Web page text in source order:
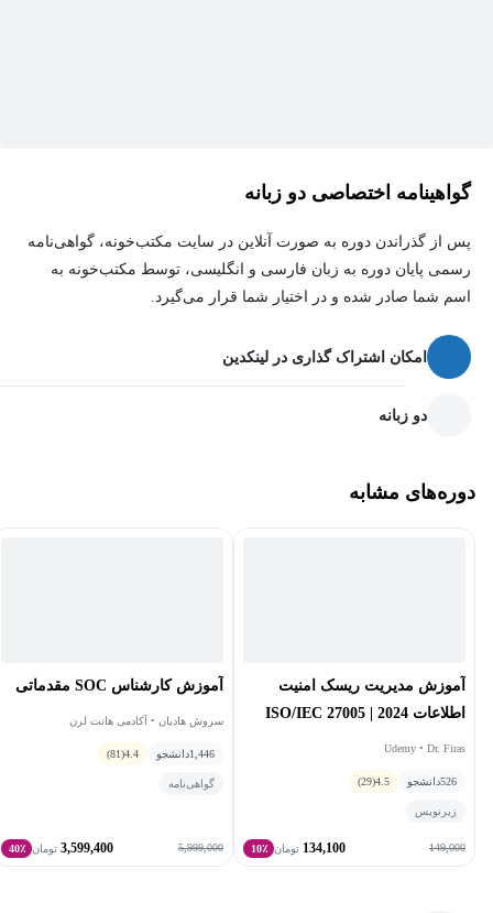
مهارت خواهید یافت، بلکه قادر خواهید بود به سازمان خود در اتخاذ
رقابتی تبدیل کنید. این دوره برای هر کسی که به دنبال ارتقای دانش
امنیتی خود، چه در سطح فردی و چه سازمانی است، یک فرصت
بی‌نظیر است.
گواهینامه اختصاصی دو زبانه
پس از گذراندن دوره به صورت آنلاین در سایت مکتب‌خونه، گواهی‌نامه
رسمی پایان دوره به زبان فارسی و انگلیسی، توسط مکتب‌خونه به
اسم شما صادر شده و در اختیار شما قرار می‌گیرد.
امکان اشتراک گذاری در لینکدین
دو زبانه
دوره‌های مشابه
آموزش مدیریت ریسک امنیت
اطلاعات ISO/IEC 27005 | 2024
Udemy • Dr. Firas
526دانشجو 4.5
(29)
زیرنویس
149,000
134,100 تومان 10٪
آموزش کارشناس SOC مقدماتی
سروش هادیان • آکادمی هانت لرن
1,446دانشجو 4.4
(81)
گواهی‌نامه
5,999,000
3,599,400 تومان 40٪